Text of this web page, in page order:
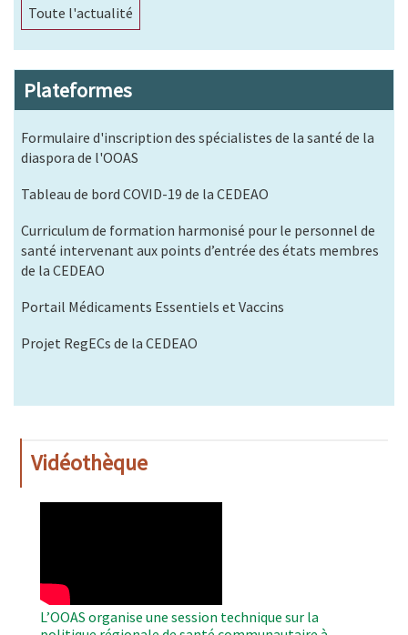
Toute l'actualité
Plateformes
Formulaire d'inscription des spécialistes de la santé de la
diaspora de l'OOAS
Tableau de bord COVID-19 de la CEDEAO
Curriculum de formation harmonisé pour le personnel de
santé intervenant aux points d’entrée des états membres
de la CEDEAO
Portail Médicaments Essentiels et Vaccins
Projet RegECs de la CEDEAO
Vidéothèque
L’OOAS organise une session technique sur la